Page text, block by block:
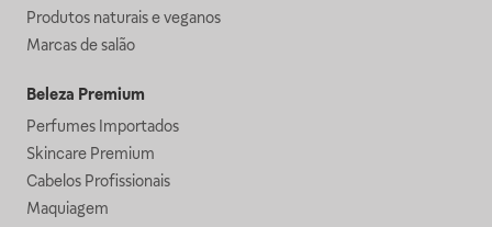
Produtos naturais e veganos
Marcas de salão
Beleza Premium
Perfumes Importados
Skincare Premium
Cabelos Profissionais
Maquiagem